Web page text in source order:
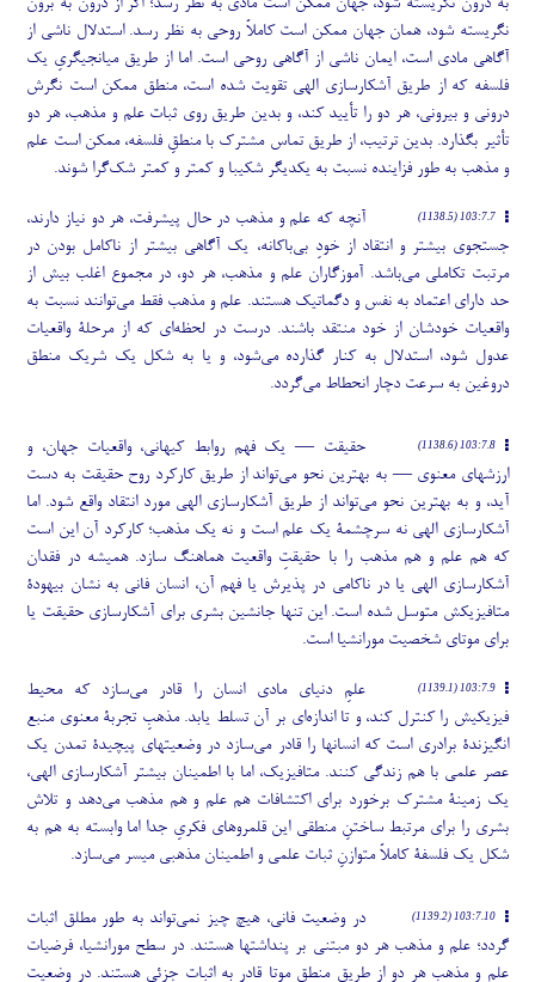
به درون نگریسته شود، جهان ممکن است مادی به نظر رسد؛ اگر از درون به برون
نگریسته شود، همان جهان ممکن است کاملاً روحی به نظر رسد. استدلال ناشی از
آگاهی مادی است، ایمان ناشی از آگاهی روحی است. اما از طریق میانجیگریِ یک
فلسفه که از طریق آشکارسازی الهی تقویت شده است، منطق ممکن است نگرش
درونی و بیرونی، هر دو را تأیید کند، و بدین طریق روی ثبات علم و مذهب، هر دو
تأثیر بگذارد. بدین ترتیب، از طریق تماس مشترک با منطقِ فلسفه، ممکن است علم
و مذهب به طور فزاینده نسبت به یکدیگر شکیبا و کمتر و کمتر شکگرا شوند.
103:7.7 (1138.5)
آنچه که علم و مذهب در حال پیشرفت، هر دو نیاز دارند،
جستجوی بیشتر و انتقاد از خودِ بیباکانه، یک آگاهی بیشتر از ناکامل بودن در
مرتبت تکاملی میباشد. آموزگاران علم و مذهب، هر دو، در مجموع اغلب بیش از
حد دارای اعتماد به نفس و دگماتیک هستند. علم و مذهب فقط میتوانند نسبت به
واقعیات خودشان از خود منتقد باشند. درست در لحظهای که از مرحلۀ واقعیات
عدول شود، استدلال به کنار گذارده میشود، و یا به شکل یک شریک منطق
دروغین به سرعت دچار انحطاط میگردد.
103:7.8 (1138.6)
حقیقت — یک فهم روابط کیهانی، واقعیات جهان، و
ارزشهای معنوی — به بهترین نحو میتواند از طریق کارکرد روح حقیقت به دست
آید، و به بهترین نحو میتواند از طریق آشکارسازی الهی مورد انتقاد واقع شود. اما
آشکارسازی الهی نه سرچشمۀ یک علم است و نه یک مذهب؛ کارکرد آن این است
که هم علم و هم مذهب را با حقیقتِ واقعیت هماهنگ سازد. همیشه در فقدان
آشکارسازی الهی یا در ناکامی در پذیرش یا فهم آن، انسان فانی به نشان بیهودۀ
متافیزیکش متوسل شده است. این تنها جانشین بشری برای آشکارسازی حقیقت یا
برای موتای شخصیت مورانشیا است.
103:7.9 (1139.1) علمِ دنیای مادی انسان را قادر میسازد که محیط
فیزیکیش را کنترل کند، و تا اندازهای بر آن تسلط یابد. مذهبِ تجربۀ معنوی منبع
انگیزندۀ برادری است که انسانها را قادر میسازد در وضعیتهای پیچیدۀ تمدن یک
عصر علمی با هم زندگی کنند. متافیزیک، اما با اطمینان بیشتر آشکارسازی الهی،
یک زمینۀ مشترک برخورد برای اکتشافات هم علم و هم مذهب میدهد و تلاش
بشری را برای مرتبط ساختنِ منطقی این قلمروهای فکریِ جدا اما وابسته به هم به
شکل یک فلسفۀ کاملاً متوازنِ ثبات علمی و اطمینان مذهبی میسر میسازد.
103:7.10 (1139.2) در وضعیت فانی، هیچ چیز نمیتواند به طور مطلق اثبات
گردد؛ علم و مذهب هر دو مبتنی بر پنداشتها هستند. در سطح مورانشیا، فرضیات
علم و مذهب هر دو از طریق منطقِ موتا قادر به اثبات جزئی هستند. در وضعیتِ